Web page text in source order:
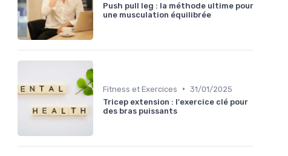
Push pull leg : la méthode ultime pour
une musculation équilibrée
Fitness et Exercices • 31/01/2025
Tricep extension : l'exercice clé pour
des bras puissants